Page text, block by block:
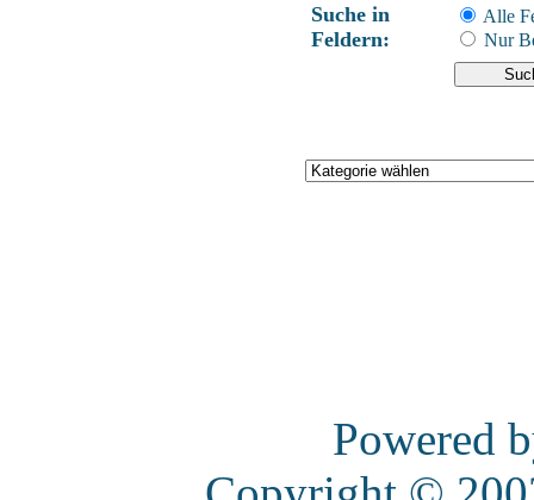
Suche in
Feldern:
Alle
Nur
Powered